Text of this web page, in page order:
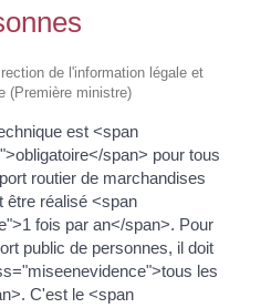
de l'information légale et
(Première ministre)
est <span
span> pour tous
routier de marchandises
être réalisé <span
fois par an</span>. Pour
public de personnes, il doit
les
C'est le <span